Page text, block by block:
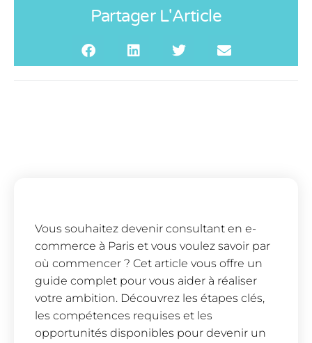
Partager L'Article
Vous souhaitez devenir consultant en e-
commerce à Paris et vous voulez savoir par
où commencer ? Cet article vous offre un
guide complet pour vous aider à réaliser
votre ambition. Découvrez les étapes clés,
les compétences requises et les
opportunités disponibles pour devenir un